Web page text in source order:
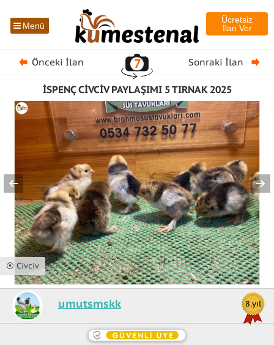
Menü
Ücretsiz
İlan Ver
Önceki İlan 7 Sonraki İlan
İSPENÇ CİVCİV PAYLAŞIMI 5 TIRNAK 2025
⦿ Civciv
8.yıl
umutsmskk